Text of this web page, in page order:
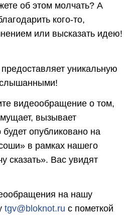
об этом молчать? А
кого-то,
или высказать идею!
уникальную
видеообращение о том,
вызывает
опубликовано на
в рамках нашего
сказать». Вас увидят
на нашу
tgv@bloknot.ru с пометкой